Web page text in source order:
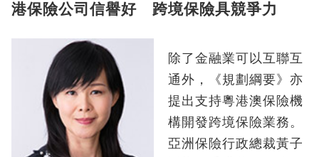
港保險公司信譽好 跨境保險具競爭力
除了金融業可以互聯互
通外，《規劃綱要》亦
提出支持粵港澳保險機
構開發跨境保險業務。
亞洲保險行政總裁黃子